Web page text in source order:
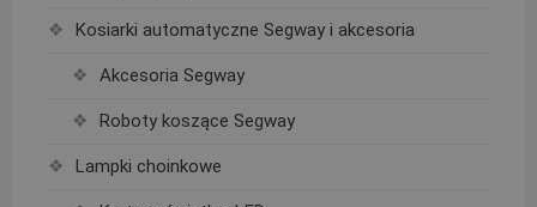
Kosiarki automatyczne Segway i akcesoria
Akcesoria Segway
Roboty koszące Segway
Lampki choinkowe